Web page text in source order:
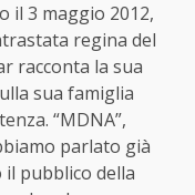
il 3 maggio 2012,
regina del
racconta la sua
sua famiglia
“MDNA”,
parlato già
pubblico della